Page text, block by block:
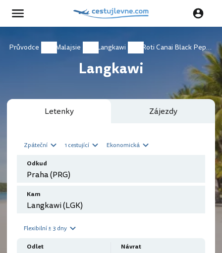
Průvodce Malajsie Langkawi Roti Canai Black Pepper
Langkawi
Letenky Zájezdy
Zpáteční 1 cestující Ekonomická
Odkud
Kam
Flexibilní ± 3 dny
Odlet Návrat